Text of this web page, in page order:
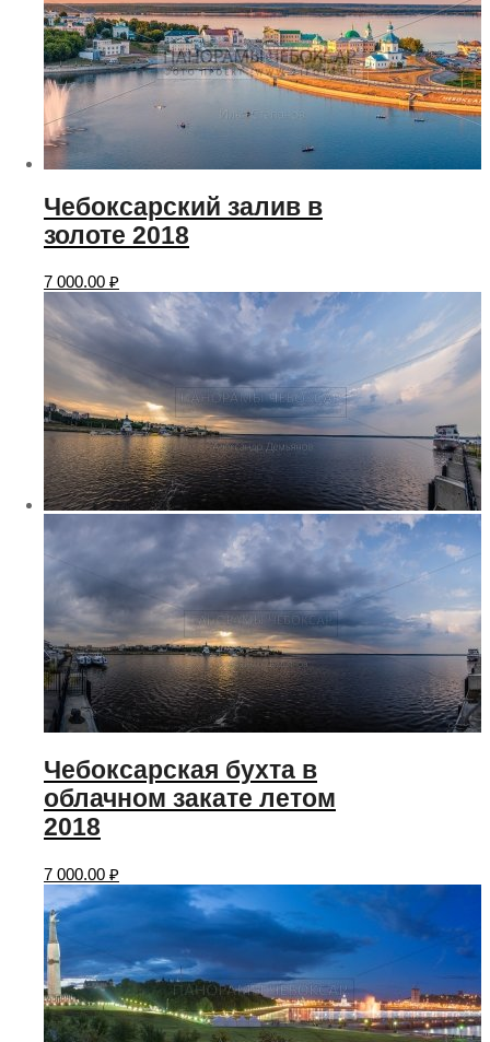
Чебоксарский залив в
золоте 2018
7 000.00 ₽
Чебоксарская бухта в
облачном закате летом
2018
7 000.00 ₽